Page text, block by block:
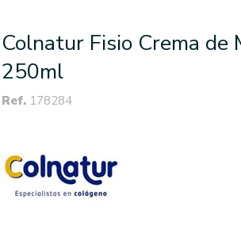
Colnatur Fisio Crema de
250ml
Ref. 178284